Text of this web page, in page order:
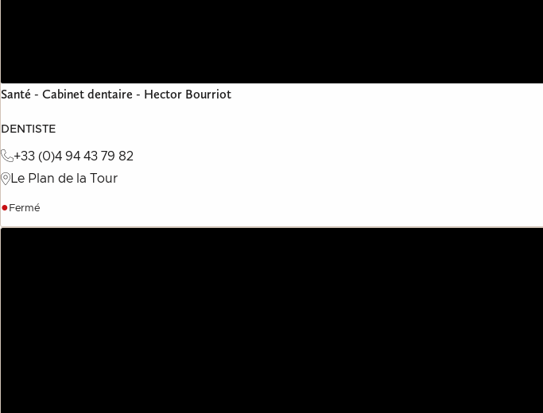
Santé - Cabinet dentaire - Hector Bourriot
DENTISTE
+33 (0)4 94 43 79 82
Le Plan de la Tour
● Fermé